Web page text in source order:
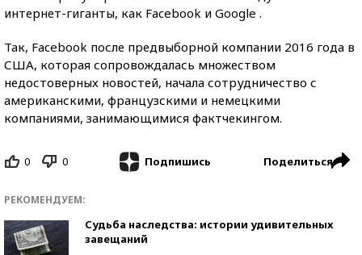
интернет-гиганты, как Facebook и Google .
Так, Facebook после предвыборной компании 2016 года в
США, которая сопровождалась множеством
недостоверных новостей, начала сотрудничество с
американскими, французскими и немецкими
компаниями, занимающимися фактчекингом.
0 0 Подпишись Поделиться
РЕКОМЕНДУЕМ:
Судьба наследства: истории удивительных
завещаний